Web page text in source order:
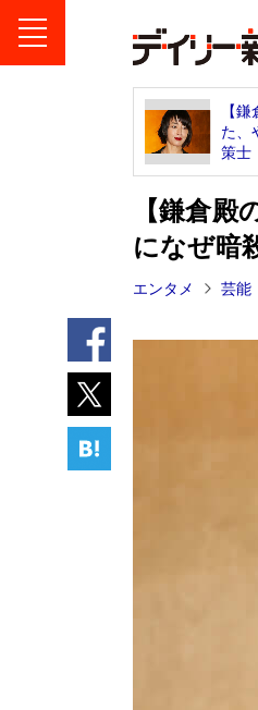
【
た、
策士
【鎌倉
になぜ暗
エンタメ 芸能